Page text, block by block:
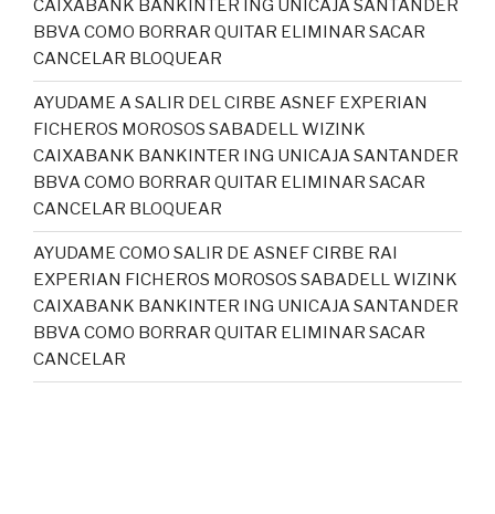
CAIXABANK BANKINTER ING UNICAJA SANTANDER
BBVA COMO BORRAR QUITAR ELIMINAR SACAR
CANCELAR BLOQUEAR
AYUDAME A SALIR DEL CIRBE ASNEF EXPERIAN
FICHEROS MOROSOS SABADELL WIZINK
CAIXABANK BANKINTER ING UNICAJA SANTANDER
BBVA COMO BORRAR QUITAR ELIMINAR SACAR
CANCELAR BLOQUEAR
AYUDAME COMO SALIR DE ASNEF CIRBE RAI
EXPERIAN FICHEROS MOROSOS SABADELL WIZINK
CAIXABANK BANKINTER ING UNICAJA SANTANDER
BBVA COMO BORRAR QUITAR ELIMINAR SACAR
CANCELAR